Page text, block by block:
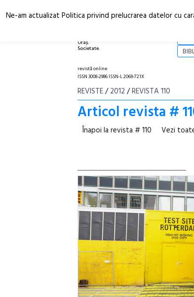
Oraș.
Societate.
revistă online
ISSN 3008-2986 ISSN-L 2069-721X
REVISTE/2012 /REVISTA 110
Articol revista #
Înapoi la revista # 110 Vezi
Ne-am actualizat Politica privind prelucrarea datelor cu